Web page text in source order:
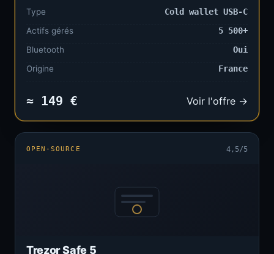
Type
Cold wallet USB-C
Actifs gérés
5 500+
Bluetooth
Oui
Origine
France
≈ 149 € Voir l'offre →
OPEN-SOURCE 4,5/5
Trezor Safe 5